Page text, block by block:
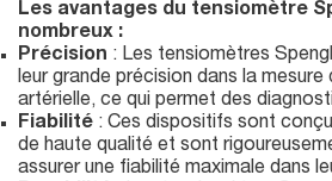
Les avantages du tensiomètre
nombreux :
Précision : Les tensiomètres
leur grande précision dans la mesure
artérielle, ce qui permet des
Fiabilité : Ces dispositifs sont
de haute qualité et sont
assurer une fiabilité maximale dans